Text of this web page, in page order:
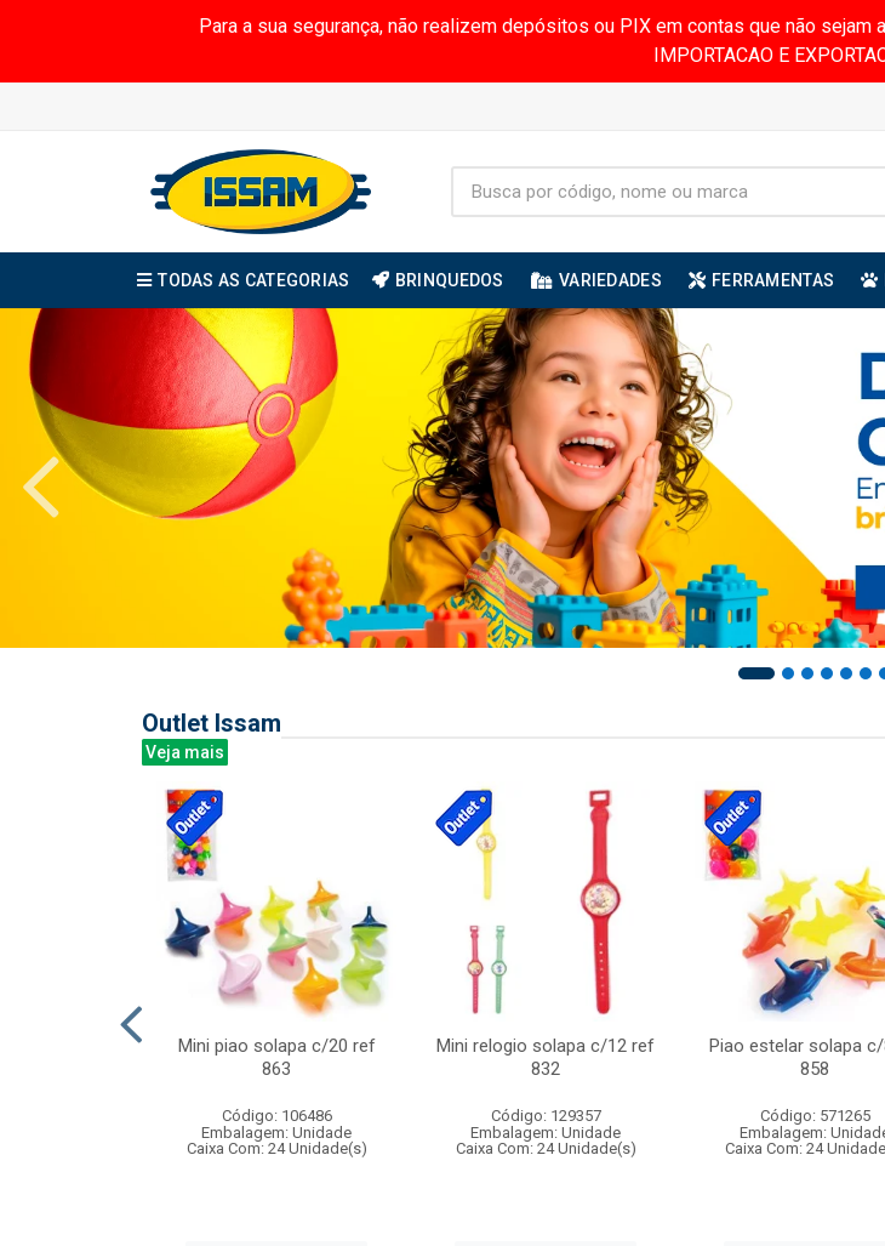
Para a sua segurança, não realizem depósitos ou PIX em contas que não
IMPORTACAO E
TODAS AS CATEGORIAS BRINQUEDOS VARIEDADES FERRAMENTAS
Outlet Issam
Veja mais
Mini piao solapa c/20 ref
863
Código: 106486
Embalagem: Unidade
Caixa Com: 24 Unidade(s)
Mini relogio solapa c/12 ref
832
Código: 129357
Embalagem: Unidade
Caixa Com: 24 Unidade(s)
Piao estelar solapa
858
Código: 571265
Embalagem:
Caixa Com: 24